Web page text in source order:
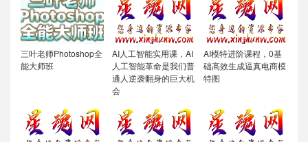
三叶老师Photoshop全
能大师班
AI人工智能实用课，AI
人工智能革命是我们普
通人逆袭翻身的巨大机
会
AI模特进阶课程，0基
础高效生成逼真电商模
特图